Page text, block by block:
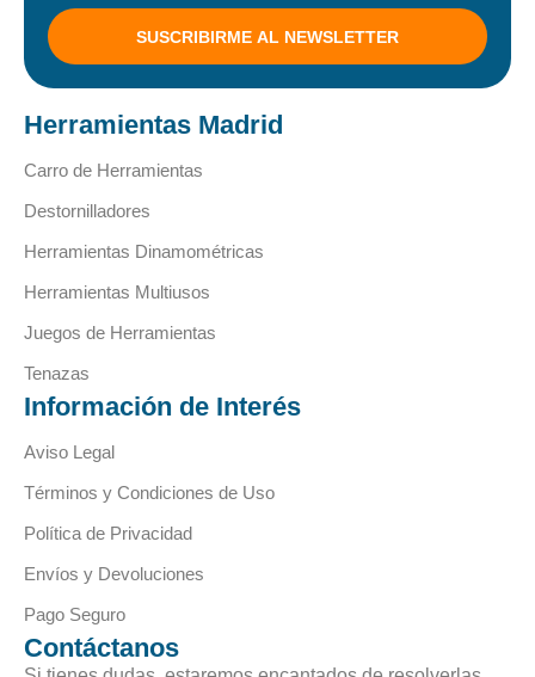
SUSCRIBIRME AL NEWSLETTER
Herramientas Madrid
Carro de Herramientas
Destornilladores
Herramientas Dinamométricas
Herramientas Multiusos
Juegos de Herramientas
Tenazas
Información de Interés
Aviso Legal
Términos y Condiciones de Uso
Política de Privacidad
Envíos y Devoluciones
Pago Seguro
Contáctanos